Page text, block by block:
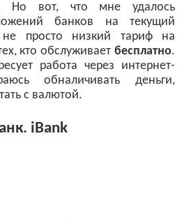
Но вот, что мне удалось
банков на текущий
просто низкий тариф на
кто обслуживает бесплатно.
работа через интернет-
обналичивать деньги,
с валютой.
iBank